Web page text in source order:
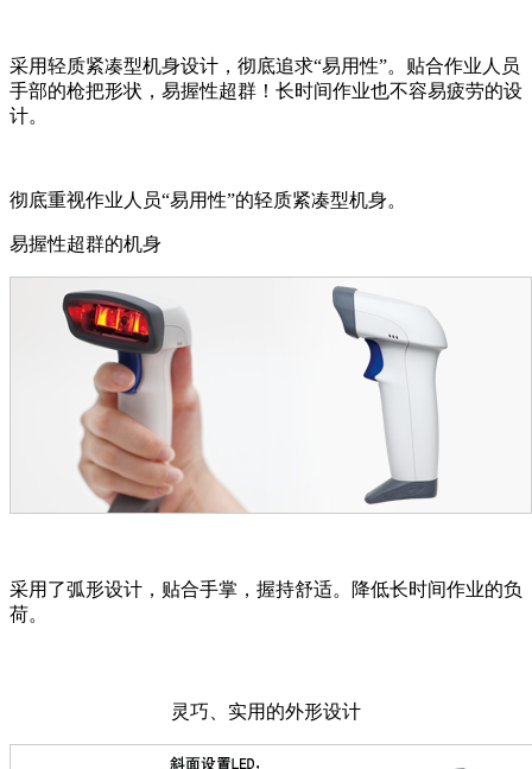
采用轻质紧凑型机身设计，‌彻底追求“易用性”。贴合作业人员
手部的枪把形状，易握性超群！长时间作业也不容易疲劳的设
计。
彻底重视作业人员“易用性”的轻质紧凑型机身。
易握性超群的机身
采用了弧形设计，贴合手掌，握持舒适。降低长时间作业的负
荷。
灵巧、实用的外形设计